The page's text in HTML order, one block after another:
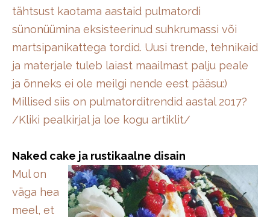
tähtsust kaotama aastaid pulmatordi
sünonüümina eksisteerinud suhkrumassi või
martsipanikattega tordid. Uusi trende, tehnikaid
ja materjale tuleb laiast maailmast palju peale
ja õnneks ei ole meilgi nende eest pääsu:)
Millised siis on pulmatorditrendid aastal 2017?
/Kliki pealkirjal ja loe kogu artiklit/
Naked cake ja rustikaalne disain
Mul on
väga hea
meel, et